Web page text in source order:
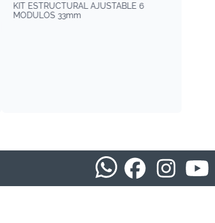
KIT ESTRUCTURAL AJUSTABLE 6
MODULOS 33mm